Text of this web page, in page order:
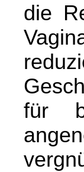
die
für